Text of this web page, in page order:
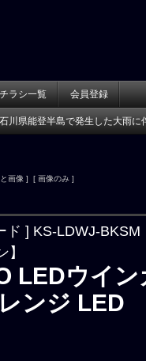
チラシ一覧 会員登録
石川県能登半島で発生した大雨に
画像 ] [ 画像のみ ]
ド ] KS-LDWJ-BKSM
】
LEDウイ
ンジ LED